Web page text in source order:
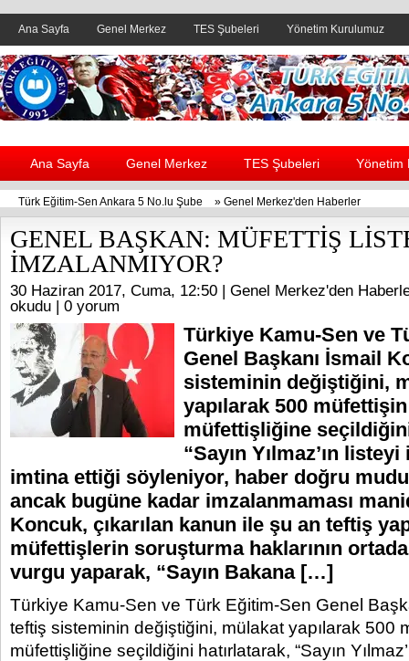
Ana Sayfa Genel Merkez TES Şubeleri Yönetim Kurulumuz
Header yanı reklam alanı
Ana Sayfa Genel Merkez TES Şubeleri Yönetim
Türk Eğitim-Sen Ankara 5 No.lu Şube » Genel Merkez'den Haberler
GENEL BAŞKAN: MÜFETTİŞ
İMZALANMIYOR?
30 Haziran 2017, Cuma, 12:50 | Genel Merkez'den
okudu | 0 yorum
Türkiye Kamu-Sen ve
Genel Başkanı İsmail
sisteminin değiştiğini,
yapılarak 500
müfettişliğine
“Sayın Yılmaz’ın
imtina ettiği söyleniyor, haber doğru
ancak bugüne kadar imzalanmaması
Koncuk, çıkarılan kanun ile şu an teftiş
müfettişlerin soruşturma haklarının
vurgu yaparak, “Sayın Bakana […]
Türkiye Kamu-Sen ve Türk Eğitim-Sen Genel
teftiş sisteminin değiştiğini, mülakat yapılarak 500
müfettişliğine seçildiğini hatırlatarak, “Sayın